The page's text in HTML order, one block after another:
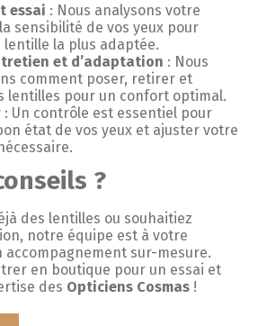
essai : Nous analysons votre
sensibilité de vos yeux pour
la plus adaptée.
et d’adaptation : Nous
comment poser, retirer et
lentilles pour un confort optimal.
: Un contrôle est essentiel pour
état de vos yeux et ajuster votre
?
des lentilles ou souhaitiez
notre équipe est à votre
sur-mesure.
en boutique pour un essai et
des Opticiens Cosmas !